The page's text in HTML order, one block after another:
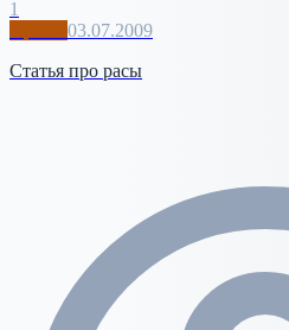
1
03.07.2009
Статья про расы